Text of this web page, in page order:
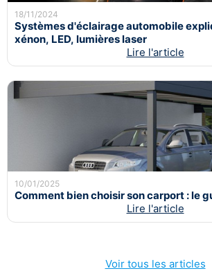
18/11/2024
Systèmes d'éclairage automobile
xénon, LED, lumières laser
Lire l'article
10/01/2025
Comment bien choisir son carport : le
Lire l'article
Voir tous les articles